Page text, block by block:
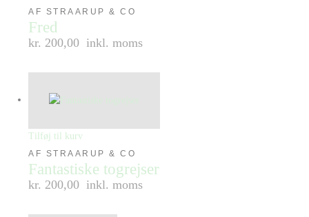
AF STRAARUP & CO
Fred
kr. 200,00 inkl. moms
Tilføj til kurv
AF STRAARUP & CO
Fantastiske togrejser
kr. 200,00 inkl. moms